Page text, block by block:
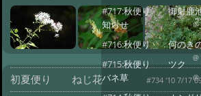
初夏便り ねじ花 #734 '10 7/17
#717:秋便り 御射鹿池
知らせ
#716:秋便り 何のき
#715:秋便り ツク
バネ草